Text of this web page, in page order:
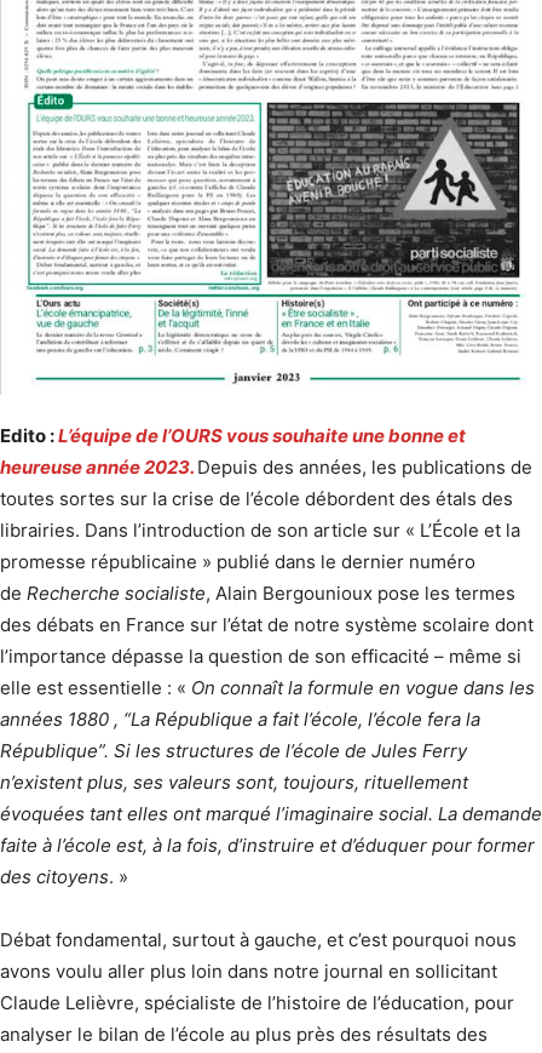
Edito :L’équipe de l’OURS vous souhaite une bonne et
heureuse année 2023. Depuis des années, les publications de
toutes sortes sur la crise de l’école débordent des étals des
librairies. Dans l’introduction de son article sur « L’École et la
promesse républicaine » publié dans le dernier numéro
de Recherche socialiste, Alain Bergounioux pose les termes
des débats en France sur l’état de notre système scolaire dont
l’importance dépasse la question de son efficacité – même si
elle est essentielle : « On connaît la formule en vogue dans les
années 1880 , “La République a fait l’école, l’école fera la
République”. Si les structures de l’école de Jules Ferry
n’existent plus, ses valeurs sont, toujours, rituellement
évoquées tant elles ont marqué l’imaginaire social. La demande
faite à l’école est, à la fois, d’instruire et d’éduquer pour former
des citoyens. »
Débat fondamental, surtout à gauche, et c’est pourquoi nous
avons voulu aller plus loin dans notre journal en sollicitant
Claude Lelièvre, spécialiste de l’histoire de l’éducation, pour
analyser le bilan de l’école au plus près des résultats des